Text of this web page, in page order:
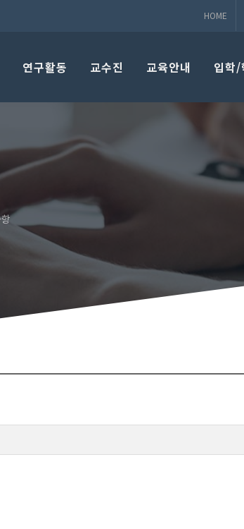
HOME
연구활동 교수진 교육안내 입학/